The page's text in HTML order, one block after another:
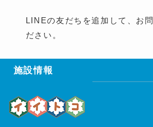
LINEの友だちを追加して、お
ださい。
施設情報